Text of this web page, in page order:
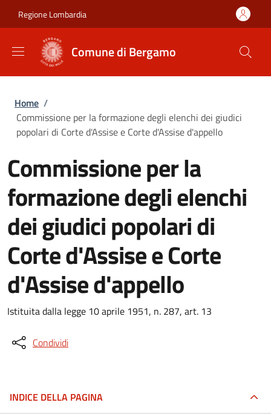
Regione Lombardia
Comune di Bergamo
Briciole di pane
Home /
Commissione per la formazione degli elenchi dei giudici
popolari di Corte d'Assise e Corte d'Assise d'appello
Commissione per la
formazione degli elenchi
dei giudici popolari di
Corte d'Assise e Corte
d'Assise d'appello
Istituita dalla legge 10 aprile 1951, n. 287, art. 13
Condividi
INDICE DELLA PAGINA